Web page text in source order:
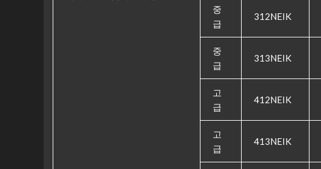
중
급
312NEIK
중
급
313NEIK
고
급
412NEIK
고
급
413NEIK